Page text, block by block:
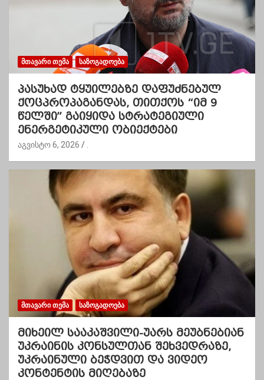
ᲛᲗᲐᲕᲐᲠᲘ ᲗᲔᲛᲐ ᲡᲐᲖᲝᲒᲐᲓᲝᲔᲑᲐ
პასუხად ტყუილებზე დაფუძნებულ
ქოცპროპაგანდას, თითქოს “იმ 9
წელში” გაიყიდა სტრატეგიული
ენერგეტიკული ობიექტები
აგვისტო 6, 2026
ᲛᲗᲐᲕᲐᲠᲘ ᲗᲔᲛᲐ ᲡᲐᲖᲝᲒᲐᲓᲝᲔᲑᲐ
მიხეილ სააკაშვილი-უარს მეუბნებიან
უკრაინის კონსულთან შეხვედრაზე,
უკრაინული ბეჭდვით და ვიდეო
კონტენტის მიღებაზე